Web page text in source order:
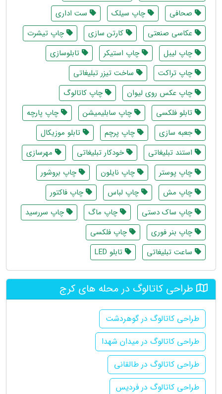
صحافی چاپ سیلک
ست اداری
عکاسی صنعتی
کارتن سازی
چاپ تیشرت
چاپ لیبل
چاپ استیکر
تابلوسازی
چاپ تراکت
ساخت تیزر تبلیغاتی
چاپ عکس روی لیوان
چاپ کاتالوگ
تابلو فلکسی
چاپ سابلیمیشن
چاپ پارچه
جعبه سازی
چاپ پرچم
تابلو موزیکال
استند تبلیغاتی
خودکار تبلیغاتی
مهرسازی
چاپ پوستر
چاپ نایلون
چاپ بروشور
چاپ مش
چاپ لباس
چاپ فاکتور
چاپ ساک دستی
چاپ ماگ
چاپ سررسید
چاپ بنر فوری
چاپ فلکسی
ساعت تبلیغاتی
تابلو LED
طراحی کاتالوگ در محله های کرج
طراحی کاتالوگ در گوهردشت
طراحی کاتالوگ در میدان شهدا
طراحی کاتالوگ در طالقانی
طراحی کاتالوگ در فردیس